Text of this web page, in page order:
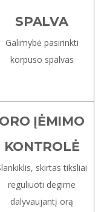
SPALVA
Galimybė pasirinkti
korpuso spalvas
ORO ĮĖMIMO
KONTROLĖ
skirtas tiksliai
reguliuoti degime
dalyvaujantį orą